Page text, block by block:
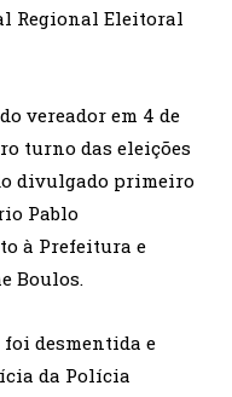
Regional Eleitoral
vereador em 4 de
turno das eleições
divulgado primeiro
Pablo
à Prefeitura e
Boulos.
desmentida e
da Polícia